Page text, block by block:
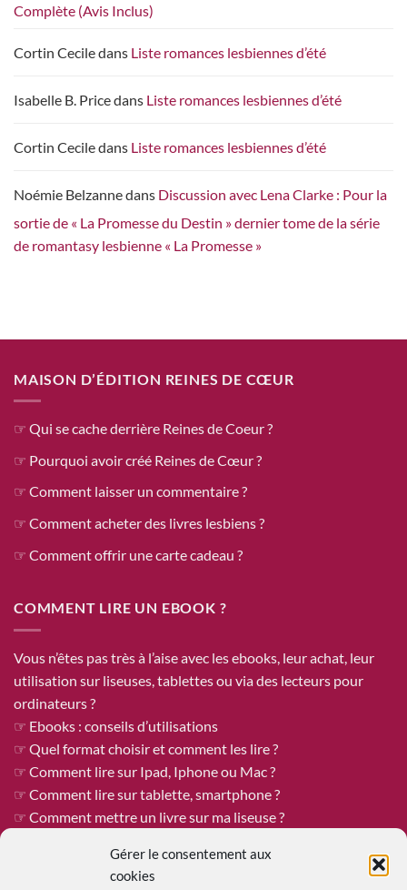
Gérer le consentement aux
cookies
Complète (Avis Inclus)
Cortin Ceciledans Liste romances lesbiennes d’été
Isabelle B. Pricedans Liste romances lesbiennes d’été
Cortin Ceciledans Liste romances lesbiennes d’été
Noémie Belzannedans Discussion avec Lena Clarke : Pour la
sortie de « La Promesse du Destin » dernier tome de la série
de romantasy lesbienne « La Promesse »
MAISON D’ÉDITION REINES DE CŒUR
☞ Qui se cache derrière Reines de Coeur ?
☞ Pourquoi avoir créé Reines de Cœur ?
☞ Comment laisser un commentaire ?
☞ Comment acheter des livres lesbiens ?
☞ Comment offrir une carte cadeau ?
COMMENT LIRE UN EBOOK ?
Vous n’êtes pas très à l’aise avec les ebooks, leur achat, leur
utilisation sur liseuses, tablettes ou via des lecteurs pour
ordinateurs ?
☞ Ebooks : conseils d’utilisations
☞ Quel format choisir et comment les lire ?
☞ Comment lire sur Ipad, Iphone ou Mac ?
☞ Comment lire sur tablette, smartphone ?
☞ Comment mettre un livre sur ma liseuse ?
ÊTRE PUBLIÉE CHEZ REINES DE COEUR